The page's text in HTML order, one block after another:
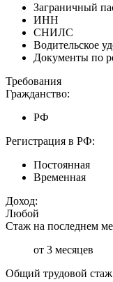
Заграничный
ИНН
СНИЛС
Водительское
Документы по
Требования
Гражданство:
РФ
Регистрация в РФ:
Постоянная
Временная
Доход:
Любой
Стаж на последнем
от 3 месяцев
Общий трудовой